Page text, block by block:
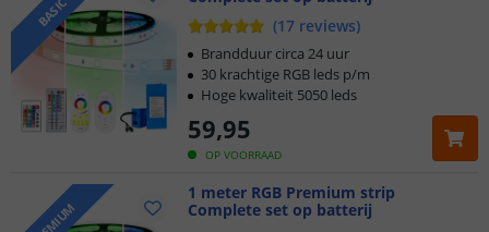
BASIC
(17 reviews)
OP VOORRAAD
59,95
Brandduur circa 24 uur
30 krachtige RGB leds p/m
Hoge kwaliteit 5050 leds
1 meter RGB Premium strip
Complete set op batterij